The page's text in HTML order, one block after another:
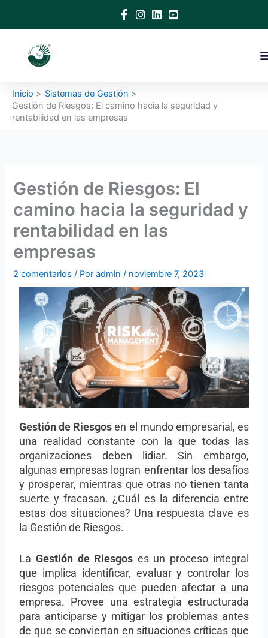
Inicio
Sistemas de Gestión
Gestión de Riesgos: El camino hacia la seguridad y
rentabilidad en las empresas
Gestión de Riesgos: El
camino hacia la seguridad y
rentabilidad en las
empresas
2 comentarios / Poradmin/ noviembre 7, 2023
Gestión de Riesgosen el mundo empresarial, es
una realidad constante con la que todas las
organizaciones deben lidiar. Sin embargo,
algunas empresas logran enfrentar los desafíos
y prosperar, mientras que otras no tienen tanta
suerte y fracasan. ¿Cuál es la diferencia entre
estas dos situaciones? Una respuesta clave es
la Gestión de Riesgos.
LaGestión de Riesgos es un proceso integral
que implica identificar, evaluar y controlar los
riesgos potenciales que pueden afectar a una
empresa. Provee una estrategia estructurada
para anticiparse y mitigar los problemas antes
de que se conviertan en situaciones críticas que